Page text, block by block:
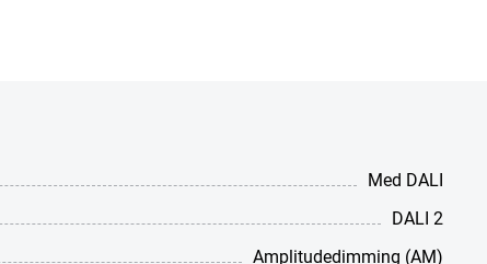
Med DALI
DALI 2
Amplitudedimming (AM)